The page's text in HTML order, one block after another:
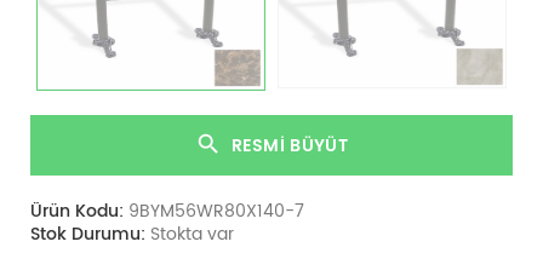
RESMI BÜYÜT
Ürün Kodu: 9BYM56WR80X140-7
Stok Durumu: Stokta var